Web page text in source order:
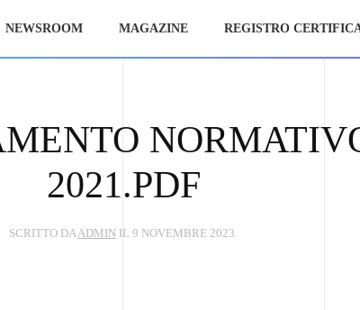
NEWSROOM MAGAZINE REGISTRO
2021.PDF
SCRITTO DAADMIN IL 9 NOVEMBRE 2023.